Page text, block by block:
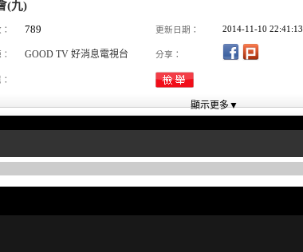
(九)
789 更新日期： 2014-11-10 22:41:13
GOOD TV 好消息電視台 分享：